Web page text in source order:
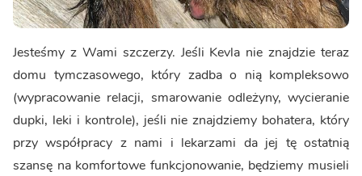
Jesteśmy z Wami szczerzy. Jeśli Kevla nie znajdzie teraz
domu tymczasowego, który zadba o nią kompleksowo
(wypracowanie relacji, smarowanie odleżyny, wycieranie
dupki, leki i kontrole), jeśli nie znajdziemy bohatera, który
przy współpracy z nami i lekarzami da jej tę ostatnią
szansę na komfortowe funkcjonowanie, będziemy musieli